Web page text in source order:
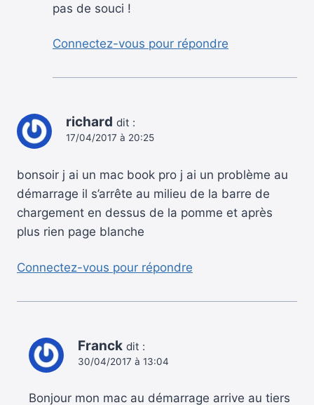
pas de souci !
Connectez-vous pour répondre
richard dit :
17/04/2017 à 20:25
bonsoir j ai un mac book pro j ai un problème au
démarrage il s’arrête au milieu de la barre de
chargement en dessus de la pomme et après
plus rien page blanche
Connectez-vous pour répondre
Franck dit :
30/04/2017 à 13:04
Bonjour mon mac au démarrage arrive au tiers